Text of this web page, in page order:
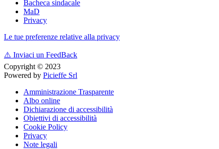
Bacheca sindacale
MaD
Privacy
Le tue preferenze relative alla privacy
⚠️ Inviaci un FeedBack
Copyright © 2023
Powered by Picieffe Srl
Amministrazione Trasparente
Albo online
Dichiarazione di accessibilità
Obiettivi di accessibilità
Cookie Policy
Privacy
Note legali